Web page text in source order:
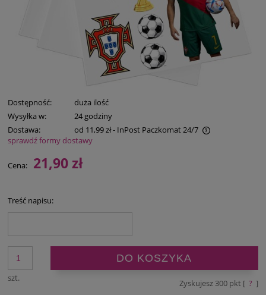
Dostępność:
duża ilość
Wysyłka w:
24 godziny
Dostawa:
od 11,99 zł- InPost Paczkomat 24/7
Cena nie zawiera ewentualnych kosztów płatności
sprawdź formy dostawy
Cena: 21,90 zł
Treść napisu:
szt.
DO KOSZYKA
Zyskujesz 300pkt [ ? ]